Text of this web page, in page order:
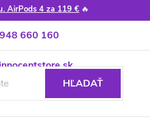
AirPods 4 za 119 € 🔥
660 160
návody a tipy
HĽADAŤ